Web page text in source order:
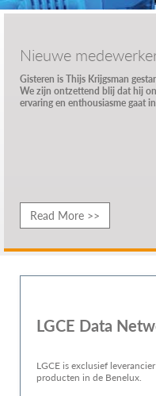
Nieuwe
Gisteren is Thijs Krijgsman
We zijn ontzettend blij dat hij
ervaring en enthousiasme gaat
Read More >>
LGCE Data
LGCE is exclusief
producten in de Benelux.